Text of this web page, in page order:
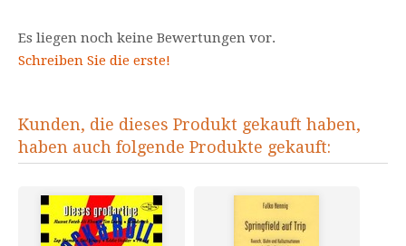
Es liegen noch keine Bewertungen vor.
Schreiben Sie die erste!
Kunden, die dieses Produkt gekauft haben,
haben auch folgende Produkte gekauft: